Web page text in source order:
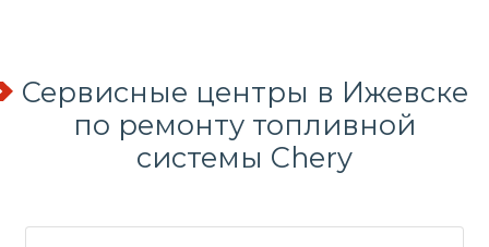
Сервисные центры в Ижевске
по ремонту топливной
системы Chery